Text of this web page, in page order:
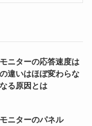
ニターの応答速度は
違いはほぼ変わらな
る原因とは
ニターのパネル